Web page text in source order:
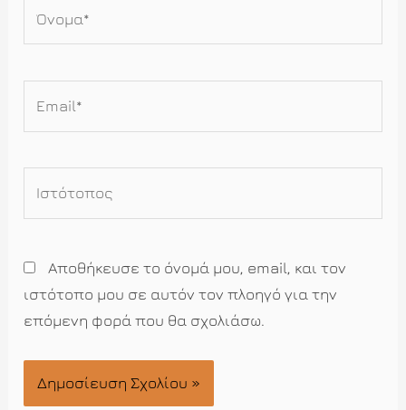
Αποθήκευσε το όνομά μου, email, και τον
ιστότοπο μου σε αυτόν τον πλοηγό για την
επόμενη φορά που θα σχολιάσω.